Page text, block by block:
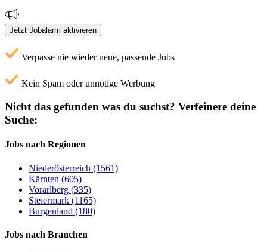
Jetzt Jobalarm aktivieren
Verpasse nie wieder neue, passende Jobs
Kein Spam oder unnötige Werbung
Nicht das gefunden was du suchst? Verfeinere deine
Suche:
Jobs nach Regionen
Niederösterreich (1561)
Kärnten (605)
Vorarlberg (335)
Steiermark (1165)
Burgenland (180)
Jobs nach Branchen